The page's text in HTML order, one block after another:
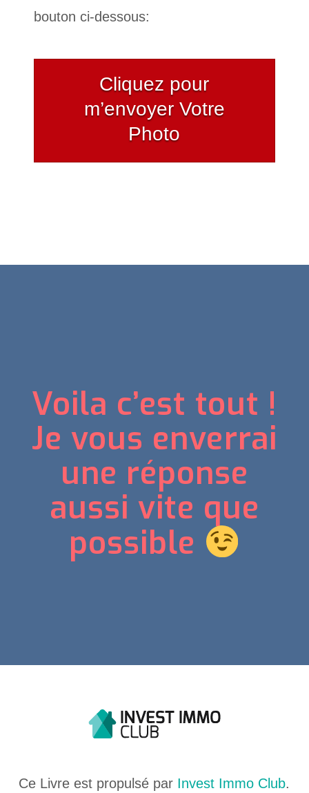
bouton ci-dessous:
Cliquez pour
m’envoyer Votre
Photo
Voila c’est tout !
Je vous enverrai
une réponse
aussi vite que
possible
Ce Livre est propulsé par Invest Immo Club.